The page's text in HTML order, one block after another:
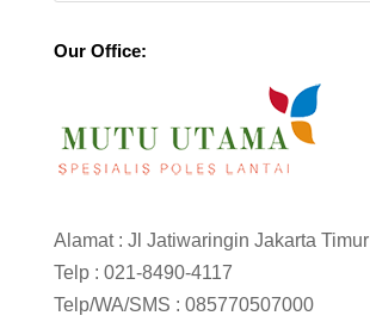
Our Office:
Alamat : Jl Jatiwaringin Jakarta Timur
Telp : 021-8490-4117
Telp/WA/SMS : 085770507000